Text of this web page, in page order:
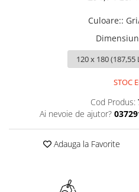
Culoare::
STOC
Cod Produs:
Ai nevoie de ajutor?
Adauga la Favorite